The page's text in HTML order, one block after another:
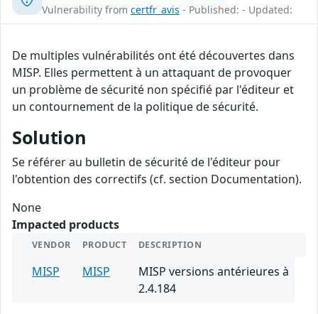
Vulnerability from certfr_avis - Published: - Updated:
De multiples vulnérabilités ont été découvertes dans
MISP. Elles permettent à un attaquant de provoquer
un problème de sécurité non spécifié par l'éditeur et
un contournement de la politique de sécurité.
Solution
Se référer au bulletin de sécurité de l'éditeur pour
l'obtention des correctifs (cf. section Documentation).
None
Impacted products
VENDOR PRODUCT DESCRIPTION
MISP MISP
MISP versions antérieures à
2.4.184